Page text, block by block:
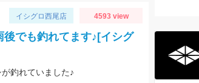
イシグロ西尾店 4593 view
でも釣れてます♪[イシグ
釣れていました♪